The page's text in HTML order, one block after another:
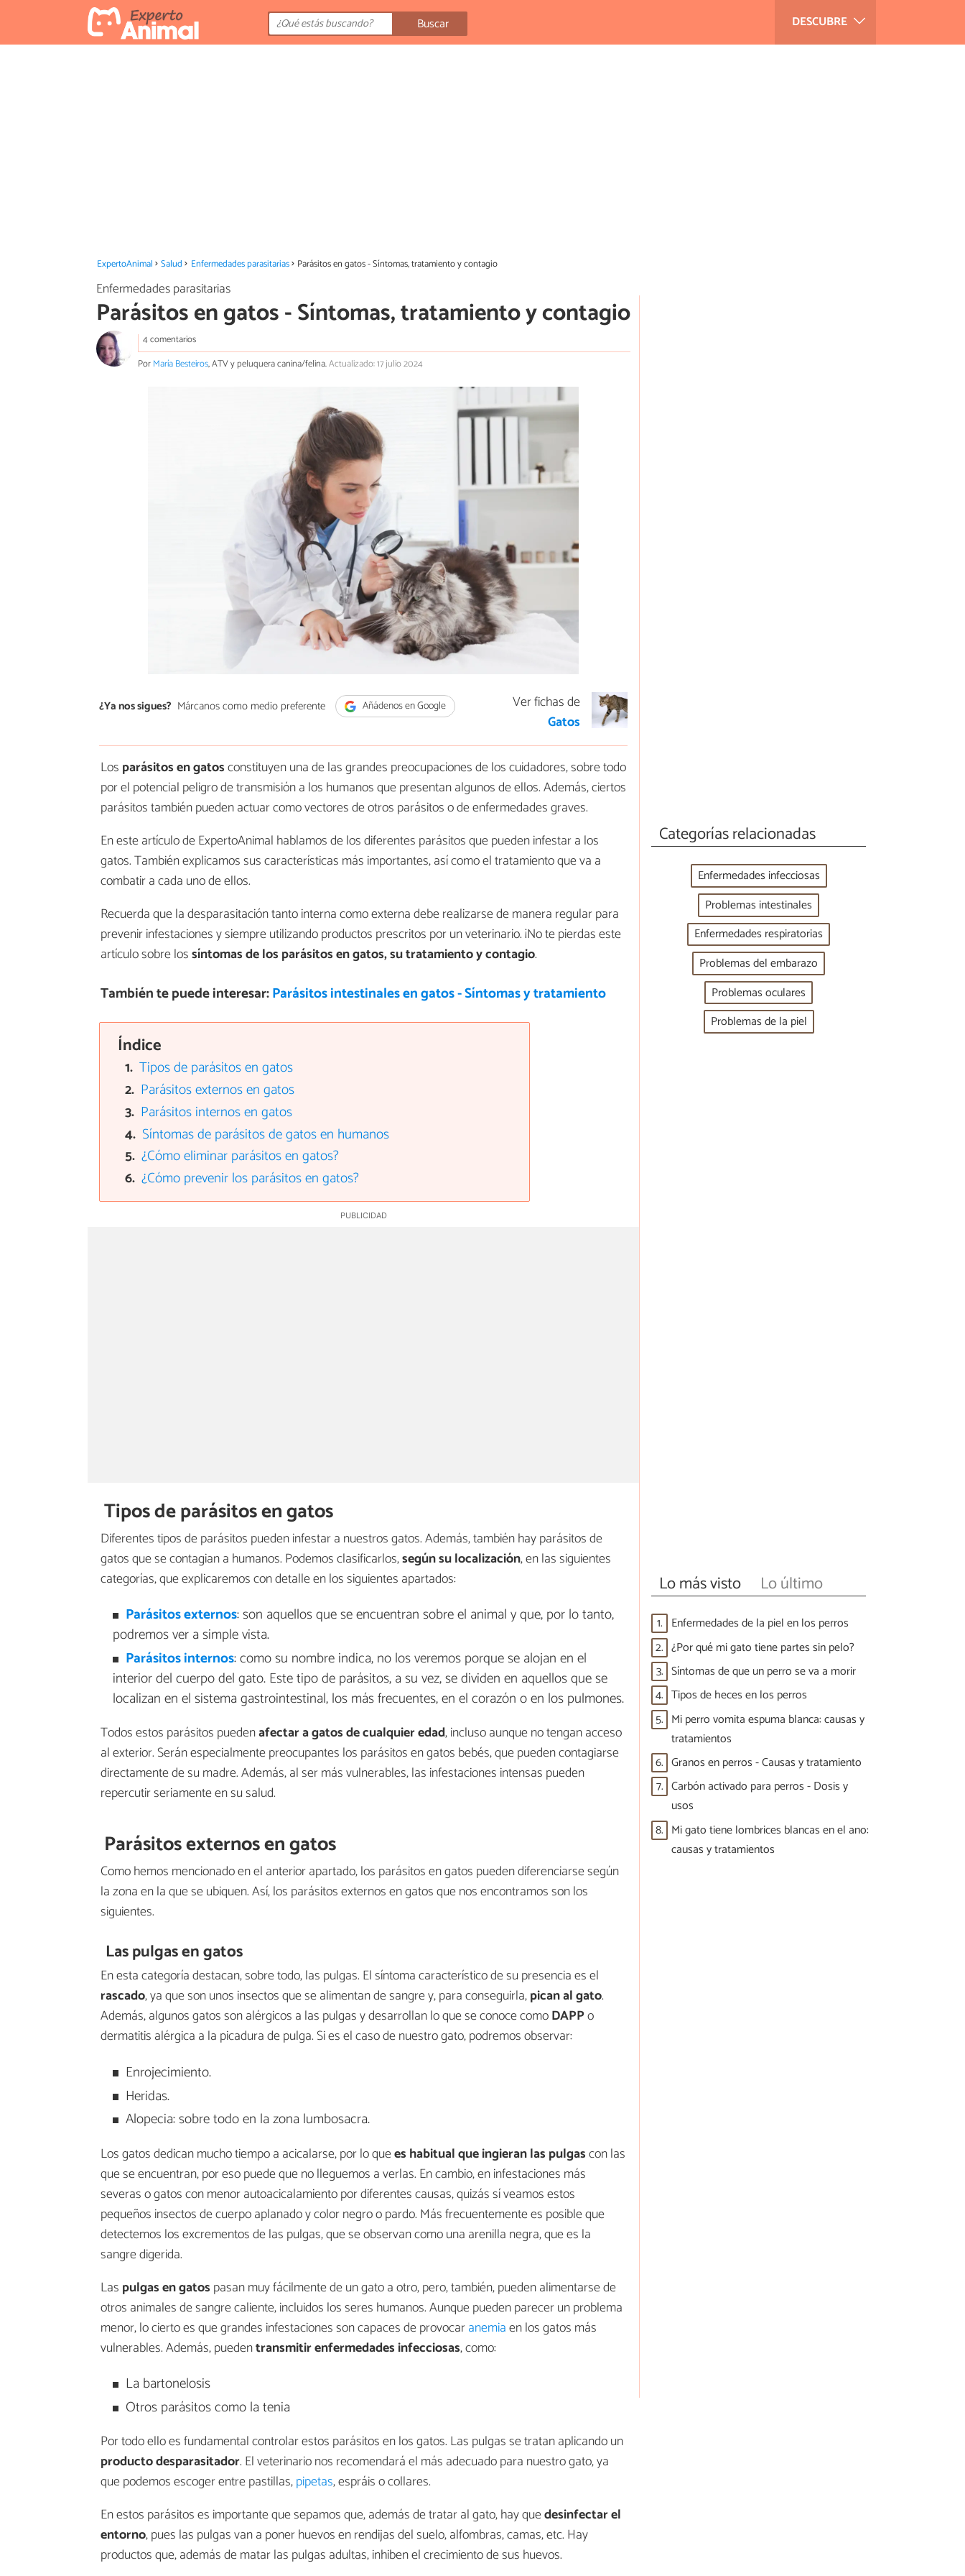
DESCUBRE
Buscar
ExpertoAnimal Salud Enfermedades parasitarias Parásitos en gatos - Síntomas, tratamiento y contagio
Enfermedades parasitarias
Parásitos en gatos - Síntomas, tratamiento y contagio
4 comentarios
PorMaría Besteiros, ATV y peluquera canina/felina.Actualizado: 17 julio 2024
¿Ya nos sigues? Márcanos como medio preferente Añádenos en Google
Ver fichas de
Gatos
Los parásitos en gatosconstituyen una de las grandes preocupaciones de los cuidadores, sobre todo
por el potencial peligro de transmisión a los humanos que presentan algunos de ellos. Además, ciertos
parásitos también pueden actuar como vectores de otros parásitos o de enfermedades graves.
En este artículo de ExpertoAnimal hablamos de los diferentes parásitos que pueden infestar a los
gatos. También explicamos sus características más importantes, así como el tratamiento que va a
combatir a cada uno de ellos.
Recuerda que la desparasitación tanto interna como externa debe realizarse de manera regular para
prevenir infestaciones y siempre utilizando productos prescritos por un veterinario. ¡No te pierdas este
artículo sobre lossíntomas de los parásitos en gatos, su tratamiento y contagio.
También te puede interesar:Parásitos intestinales en gatos - Síntomas y tratamiento
Índice
Tipos de parásitos en gatos
Parásitos externos en gatos
Parásitos internos en gatos
Síntomas de parásitos de gatos en humanos
¿Cómo eliminar parásitos en gatos?
¿Cómo prevenir los parásitos en gatos?
Tipos de parásitos en gatos
Diferentes tipos de parásitos pueden infestar a nuestros gatos. Además, también hay parásitos de
gatos que se contagian a humanos. Podemos clasificarlos,según su localización, en las siguientes
categorías, que explicaremos con detalle en los siguientes apartados:
Parásitos externos: son aquellos que se encuentran sobre el animal y que, por lo tanto,
podremos ver a simple vista.
Parásitos internos: como su nombre indica, no los veremos porque se alojan en el
interior del cuerpo del gato. Este tipo de parásitos, a su vez, se dividen en aquellos que se
localizan en el sistema gastrointestinal, los más frecuentes, en el corazón o en los pulmones.
Todos estos parásitos puedenafectar a gatos de cualquier edad, incluso aunque no tengan acceso
al exterior. Serán especialmente preocupantes los parásitos en gatos bebés, que pueden contagiarse
directamente de su madre. Además, al ser más vulnerables, las infestaciones intensas pueden
repercutir seriamente en su salud.
Parásitos externos en gatos
Como hemos mencionado en el anterior apartado, los parásitos en gatos pueden diferenciarse según
la zona en la que se ubiquen. Así, los parásitos externos en gatos que nos encontramos son los
siguientes.
Las pulgas en gatos
En esta categoría destacan, sobre todo, las pulgas. El síntoma característico de su presencia es el
rascado, ya que son unos insectos que se alimentan de sangre y, para conseguirla,pican al gato.
Además, algunos gatos son alérgicos a las pulgas y desarrollan lo que se conoce comoDAPPo
dermatitis alérgica a la picadura de pulga. Si es el caso de nuestro gato, podremos observar:
Enrojecimiento.
Heridas.
Alopecia: sobre todo en la zona lumbosacra.
Los gatos dedican mucho tiempo a acicalarse, por lo quees habitual que ingieran las pulgascon las
que se encuentran, por eso puede que no lleguemos a verlas. En cambio, en infestaciones más
severas o gatos con menor autoacicalamiento por diferentes causas, quizás sí veamos estos
pequeños insectos de cuerpo aplanado y color negro o pardo. Más frecuentemente es posible que
detectemos los excrementos de las pulgas, que se observan como una arenilla negra, que es la
sangre digerida.
Las pulgas en gatos pasan muy fácilmente de un gato a otro, pero, también, pueden alimentarse de
otros animales de sangre caliente, incluidos los seres humanos. Aunque pueden parecer un problema
menor, lo cierto es que grandes infestaciones son capaces de provocaranemiaen los gatos más
vulnerables. Además, puedentransmitir enfermedades infecciosas, como:
La bartonelosis
Otros parásitos como la tenia
Por todo ello es fundamental controlar estos parásitos en los gatos. Las pulgas se tratan aplicando un
producto desparasitador. El veterinario nos recomendará el más adecuado para nuestro gato, ya
que podemos escoger entre pastillas,pipetas, espráis o collares.
En estos parásitos es importante que sepamos que, además de tratar al gato, hay quedesinfectar el
entorno, pues las pulgas van a poner huevos en rendijas del suelo, alfombras, camas, etc. Hay
productos que, además de matar las pulgas adultas, inhiben el crecimiento de sus huevos.
Categorías relacionadas
Enfermedades infecciosas
Problemas intestinales
Enfermedades respiratorias
Problemas del embarazo
Problemas oculares
Problemas de la piel
Lo más visto Lo último
1. Enfermedades de la piel en los perros
2. ¿Por qué mi gato tiene partes sin pelo?
3. Síntomas de que un perro se va a morir
4. Tipos de heces en los perros
5. Mi perro vomita espuma blanca: causas y
tratamientos
6. Granos en perros - Causas y tratamiento
7. Carbón activado para perros - Dosis y
usos
8. Mi gato tiene lombrices blancas en el ano:
causas y tratamientos